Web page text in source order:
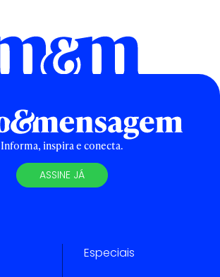
Informa, inspira e conecta.
ASSINE JÁ
Especiais